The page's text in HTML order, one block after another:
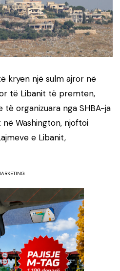
kryen një sulm ajror në
të Libanit të premten,
të organizuara nga SHBA-ja
Washington, njoftoi
e Libanit,